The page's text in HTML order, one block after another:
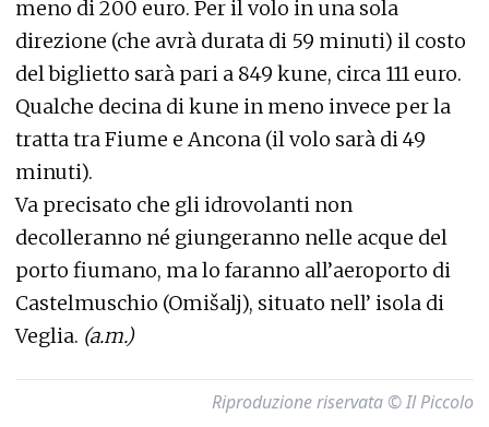
meno di 200 euro. Per il volo in una sola
direzione (che avrà durata di 59 minuti) il costo
del biglietto sarà pari a 849 kune, circa 111 euro.
Qualche decina di kune in meno invece per la
tratta tra Fiume e Ancona (il volo sarà di 49
minuti).
Va precisato che gli idrovolanti non
decolleranno né giungeranno nelle acque del
porto fiumano, ma lo faranno all’aeroporto di
Castelmuschio (Omišalj), situato nell’ isola di
Veglia. (a.m.)
Riproduzione riservata © Il Piccolo